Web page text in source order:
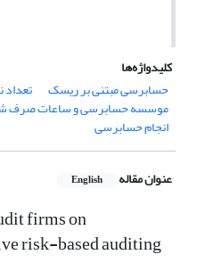
کلیدواژه‌ها
حسابرسی مبتنی بر ریسک
موسسه حسابرسی و ساعات صرف
انجام حسابرسی
عنوان مقاله English
firms on
risk-based auditing